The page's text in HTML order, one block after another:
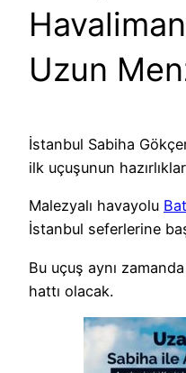
Uzun
İstanbul Sabiha
ilk uçuşunun
Malezyalı havayolu
İstanbul seferlerine
Bu uçuş aynı
hattı olacak.